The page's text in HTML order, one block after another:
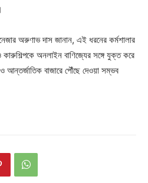
অরুণাভ দাস জানান, এই ধরনের কর্মশালার
কারুশিল্পকে অনলাইন বাণিজ্যের সঙ্গে যুক্ত করে
ও আন্তর্জাতিক বাজারে পৌঁছে দেওয়া সম্ভব